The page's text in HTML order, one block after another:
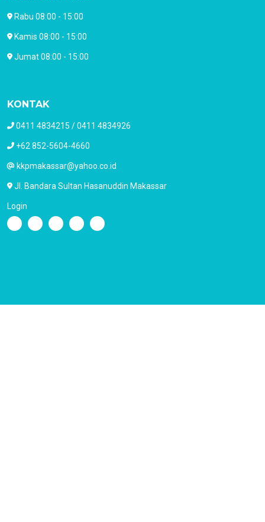
Rabu 08:00 - 15:00
Kamis 08:00 - 15:00
Jumat 08:00 - 15:00
KONTAK
0411 4834215 / 0411 4834926
+62 852-5604-4660
kkpmakassar@yahoo.co.id
Jl. Bandara Sultan Hasanuddin Makassar
Login